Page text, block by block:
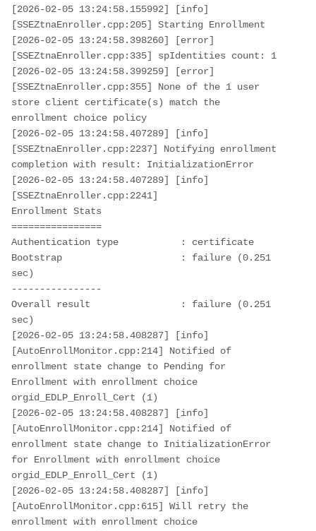
[2026-02-05 13:24:58.155992] [info]
[SSEZtnaEnroller.cpp:205] Starting Enrollment
[2026-02-05 13:24:58.398260] [error]
[SSEZtnaEnroller.cpp:335] spIdentities count: 1
[2026-02-05 13:24:58.399259] [error]
[SSEZtnaEnroller.cpp:355] None of the 1 user
store client certificate(s) match the
enrollment choice policy
[2026-02-05 13:24:58.407289] [info]
[SSEZtnaEnroller.cpp:2237] Notifying enrollment
completion with result: InitializationError
[2026-02-05 13:24:58.407289] [info]
[SSEZtnaEnroller.cpp:2241]
Enrollment Stats
================
Authentication type           : certificate
Bootstrap                     : failure (0.251
sec)
----------------
Overall result                : failure (0.251
sec)
[2026-02-05 13:24:58.408287] [info]
[AutoEnrollMonitor.cpp:214] Notified of
enrollment state change to Pending for
Enrollment with enrollment choice
orgid_EDLP_Enroll_Cert (1)
[2026-02-05 13:24:58.408287] [info]
[AutoEnrollMonitor.cpp:214] Notified of
enrollment state change to InitializationError
for Enrollment with enrollment choice
orgid_EDLP_Enroll_Cert (1)
[2026-02-05 13:24:58.408287] [info]
[AutoEnrollMonitor.cpp:615] Will retry the
enrollment with enrollment choice